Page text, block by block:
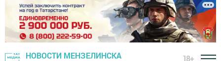
НОВОСТИ МЕНЗЕЛИНСКА 18+